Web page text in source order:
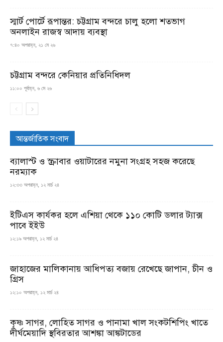
স্মার্ট পোর্টে রূপান্তর: চট্টগ্রাম বন্দরে চালু হলো শতভাগ
অনলাইন রাজস্ব আদায় ব্যবস্থা
৭:৪০ অপরাহ্ন, ২১ মে ২৬
চট্টগ্রাম বন্দরে কেনিয়ার প্রতিনিধিদল
১১:০০ পূর্বাহ্ন, ৬ মে ২৬
আন্তর্জাতিক সংবাদ
ব্যালাস্ট ও স্ক্রাবার ওয়াটারের নমুনা সংগ্রহ সহজ করেছে
নরম্যাক
১২:৩৩ অপরাহ্ন, ১২ মার্চ ২৪
ইটিএস কার্যকর হলে এশিয়া থেকে ১১০ কোটি ডলার ট্যাক্স
পাবে ইইউ
১২:১৯ অপরাহ্ন, ১২ মার্চ ২৪
জাহাজের মালিকানায় আধিপত্য বজায় রেখেছে জাপান, চীন ও
গ্রিস
১২:১০ অপরাহ্ন, ১২ মার্চ ২৪
কৃষ্ণ সাগর, লোহিত সাগর ও পানামা খাল সংকটশিপিং খাতে
দীর্ঘমেয়াদি স্থবিরতার আশঙ্কা আঙ্কটাডের